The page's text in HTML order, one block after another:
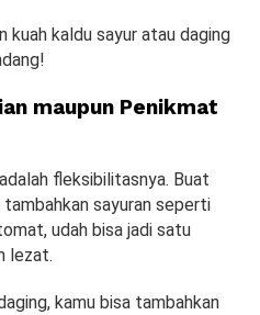
kuah kaldu sayur atau daging
maupun Penikmat
fleksibilitasnya. Buat
sayuran seperti
udah bisa jadi satu
lezat.
kamu bisa tambahkan